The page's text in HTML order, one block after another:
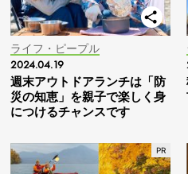
ライフ・ピープル
2024.04.19
週末アウトドアランチは「防
災の知恵」を親子で楽しく身
につけるチャンスです